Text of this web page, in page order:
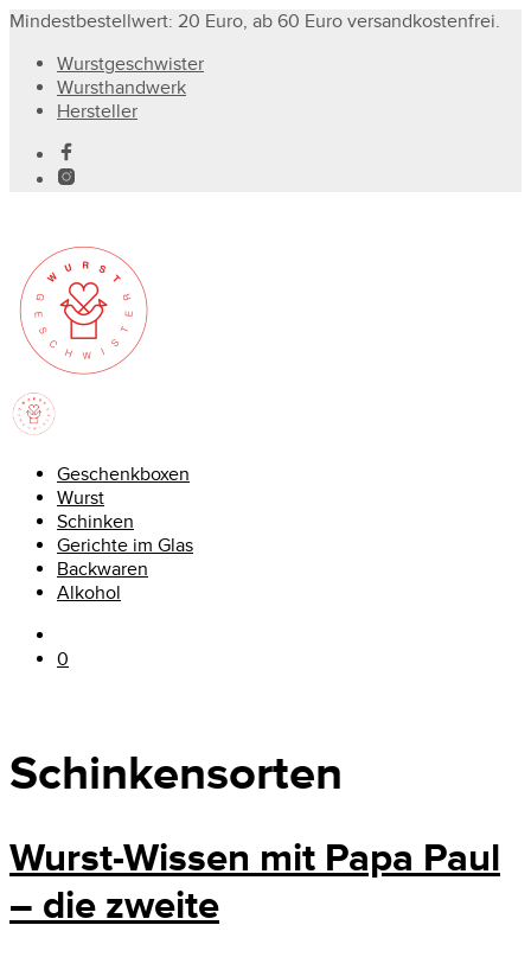
Mindestbestellwert: 20 Euro, ab 60 Euro versandkostenfrei.
Wurstgeschwister
Wursthandwerk
Hersteller
Geschenkboxen
Wurst
Schinken
Gerichte im Glas
Backwaren
Alkohol
0
Schinkensorten
Wurst-Wissen mit Papa Paul
– die zweite